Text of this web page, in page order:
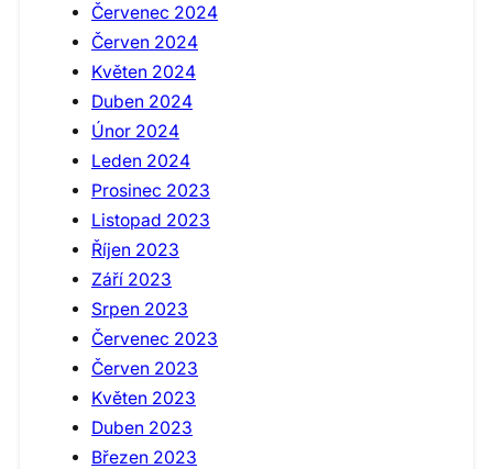
Červenec 2024
Červen 2024
Květen 2024
Duben 2024
Únor 2024
Leden 2024
Prosinec 2023
Listopad 2023
Říjen 2023
Září 2023
Srpen 2023
Červenec 2023
Červen 2023
Květen 2023
Duben 2023
Březen 2023